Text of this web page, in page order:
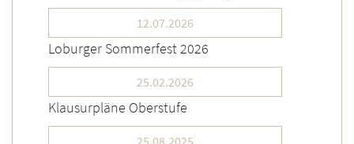
12.07.2026
Loburger Sommerfest 2026
25.02.2026
Klausurpläne Oberstufe
25.08.2025